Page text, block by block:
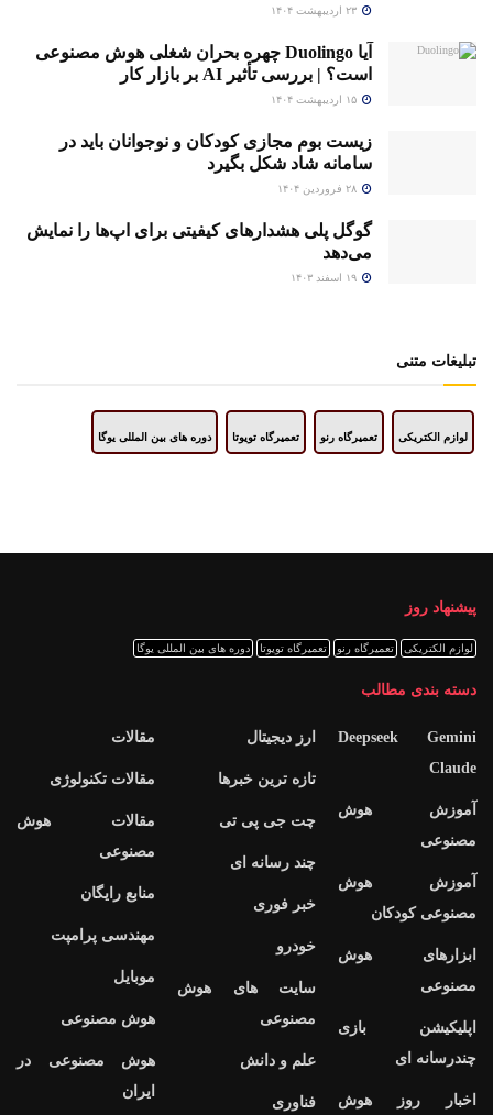
آیا Duolingo چهره بحران شغلی هوش مصنوعی
است؟ | بررسی تأثیر AI بر بازار کار
زیست بوم مجازی کودکان و نوجوانان باید در
سامانه شاد شکل بگیرد
گوگل پلی هشدارهای کیفیتی برای اپ‌ها را نمایش
می‌دهد
تبلیغات متنی
لوازم الکتریکی تعمیرگاه رنو تعمیرگاه تویوتا دوره های بین المللی یوگا
پیشنهاد روز
لوازم الکتریکی تعمیرگاه رنو تعمیرگاه تویوتا دوره های بین المللی یوگا
دسته بندی مطالب
Deepseek Gemini
Claude
آموزش هوش
مصنوعی
آموزش هوش
مصنوعی کودکان
ابزارهای هوش
مصنوعی
اپلیکیشن بازی
چندرسانه ای
اخبار روز هوش
ارز دیجیتال
تازه ترین خبرها
چت جی پی تی
چند رسانه ای
خبر فوری
خودرو
سایت های هوش
مصنوعی
علم و دانش
فناوری
مقالات
مقالات تکنولوژی
مقالات هوش
مصنوعی
منابع رایگان
مهندسی پرامپت
موبایل
هوش مصنوعی
هوش مصنوعی در
ایران